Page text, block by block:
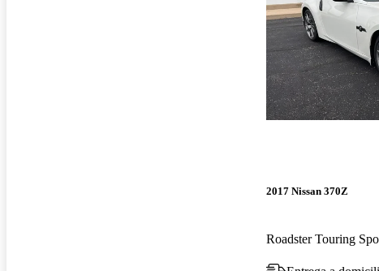
2017 Nissan 370Z
Roadster Touring